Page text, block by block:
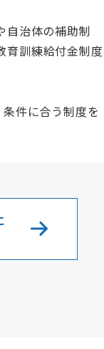
自治体の補助制
育訓練給付金制度
件に合う制度を